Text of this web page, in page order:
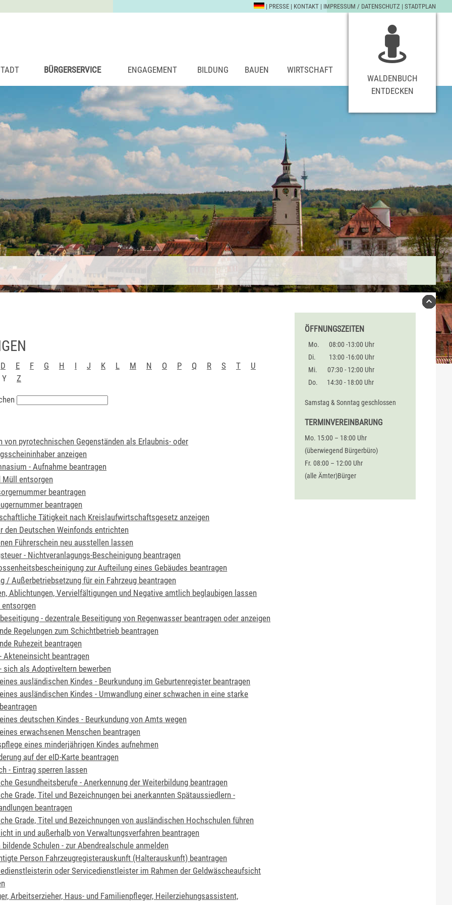
| PRESSE | KONTAKT | IMPRESSUM / DATENSCHUTZ | STADTPLAN
BÜRGERSERVICE ENGAGEMENT BILDUNG BAUEN
WIRTSCHAFT
WALDENBUCH
ENTDECKEN
D E F G H I J K L M N O P Q R S T
U
Y
Z
von pyrotechnischen Gegenständen als Erlaubnis- oder
anzeigen
- Aufnahme beantragen
Müll entsorgen
beantragen
beantragen
Tätigkeit nach Kreislaufwirtschaftsgesetz anzeigen
den Deutschen Weinfonds entrichten
Führerschein neu ausstellen lassen
- Nichtveranlagungs-Bescheinigung beantragen
zur Aufteilung eines Gebäudes beantragen
/ Außerbetriebsetzung für ein Fahrzeug beantragen
Ablichtungen, Vervielfältigungen und Negative amtlich beglaubigen lassen
- dezentrale Beseitigung von Regenwasser beantragen oder anzeigen
Regelungen zum Schichtbetrieb beantragen
Ruhezeit beantragen
Akteneinsicht beantragen
sich als Adoptiveltern bewerben
ausländischen Kindes - Beurkundung im Geburtenregister beantragen
ausländischen Kindes - Umwandlung einer schwachen in eine starke
deutschen Kindes - Beurkundung von Amts wegen
erwachsenen Menschen beantragen
eines minderjährigen Kindes aufnehmen
auf der eID-Karte beantragen
- Eintrag sperren lassen
Gesundheitsberufe - Anerkennung der Weiterbildung beantragen
Grade, Titel und Bezeichnungen bei anerkannten Spätaussiedlern -
beantragen
Grade, Titel und Bezeichnungen von ausländischen Hochschulen führen
in und außerhalb von Verwaltungsverfahren beantragen
Schulen - zur Abendrealschule anmelden
Person Fahrzeugregisterauskunft (Halterauskunft) beantragen
oder Servicedienstleister im Rahmen der Geldwäscheaufsicht
Arbeitserzieher, Haus- und Familienpfleger, Heilerziehungsassistent,
ÖFFNUNGSZEITEN
Mo.
08:00 -13:00 Uhr
Di.
13:00 -16:00 Uhr
Mi.
07:30 - 12:00 Uhr
Do.
14:30 - 18:00 Uhr
Samstag & Sonntag geschlossen
TERMINVEREINBARUNG
Mo. 15:00 – 18:00 Uhr
(überwiegend Bürgerbüro)
Fr. 08:00 – 12:00 Uhr
(alle Ämter)Bürger